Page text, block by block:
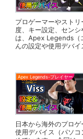
プロゲーマーやスト
度、キー設定、セン
は、Apex Legends（
んの設定や使用デバ
Apex Legends-プレイヤー
日本から海外のプロゲ
使用デバイス（パソ